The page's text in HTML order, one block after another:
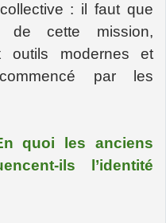
: il faut que
de cette mission,
outils modernes et
par les
quoi les anciens
ils l’identité